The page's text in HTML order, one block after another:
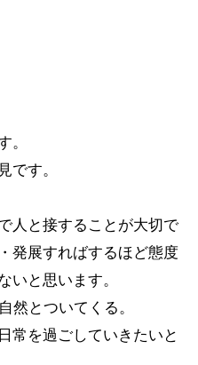
す。
人と接することが大切で
発展すればするほど態度
いと思います。
然とついてくる。
常を過ごしていきたいと